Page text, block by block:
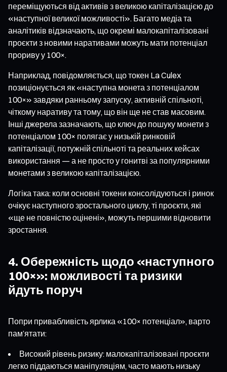
переміщуються від активів з великою капіталізацією до
«наступної великої можливості». Багато медіа та
аналітиків відзначають, що окремі малокапіталізовані
проєкти з новими наративами можуть мати потенціал
прориву у 100×.
Наприклад, повідомляється, що токен La Culex
позиціонується як «наступна монета з потенціалом
100×» завдяки ранньому запуску, активній спільноті,
чіткому наративу та тому, що він ще не став масовим.
Інші джерела зазначають, що ключ до пошуку монети з
потенціалом 100× полягає у низькій ринковій
капіталізації, потужній спільноті та реальних кейсах
використання — а не просто у гонитві за популярними
монетами з великою капіталізацією.
Логіка така: коли основні токени консолідуються і ринок
очікує наступного зростального циклу, ті проєкти, які
«ще не повністю оцінені», можуть першими відновити
зростання.
4. Обережність щодо «наступного
100×»: можливості та ризики
йдуть поруч
Попри привабливість ярлика «100× потенціал», варто
пам’ятати:
Високий рівень ризику: малокапіталізовані проєкти
легко піддаються маніпуляціям, часто мають низьку